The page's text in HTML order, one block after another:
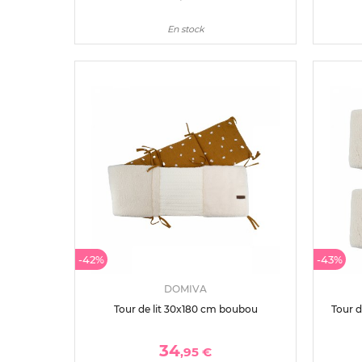
En stock
-42%
DOMIVA
Tour de lit 30x180 cm boubou
34,95 €
-43%
Tour